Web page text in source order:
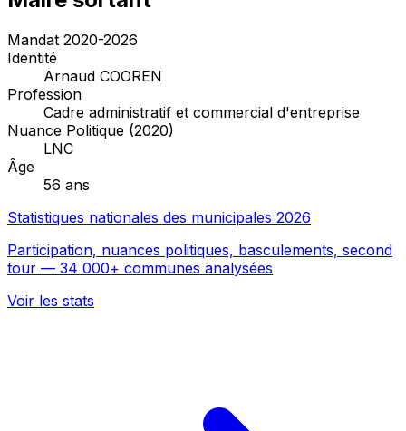
Mandat 2020-2026
Identité
Arnaud COOREN
Profession
Cadre administratif et commercial d'entreprise
Nuance Politique (2020)
LNC
Âge
56 ans
Statistiques nationales des municipales 2026
Participation, nuances politiques, basculements, second
tour — 34 000+ communes analysées
Voir les stats